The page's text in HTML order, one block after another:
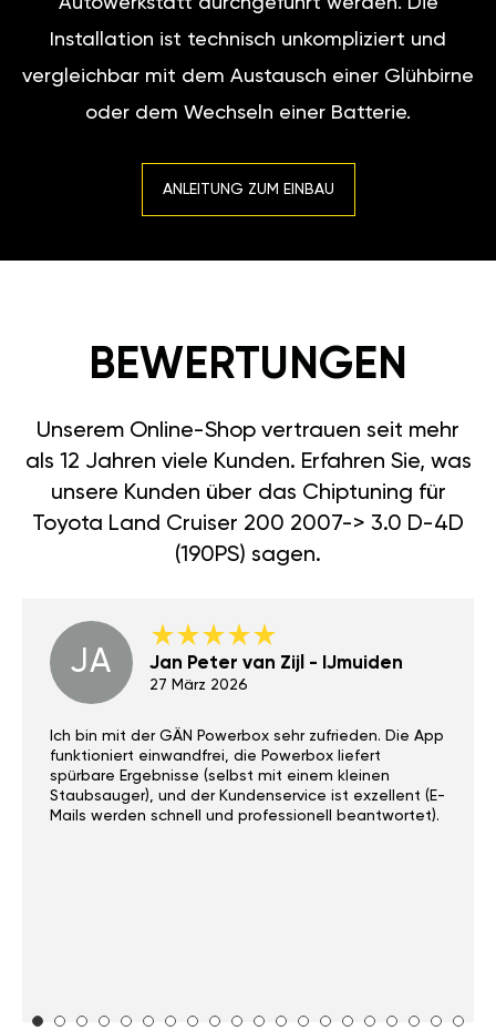
Installation ist technisch unkompliziert und
vergleichbar mit dem Austausch einer Glühbirne
oder dem Wechseln einer Batterie.
ANLEITUNG ZUM EINBAU
BEWERTUNGEN
Unserem Online-Shop vertrauen seit mehr
als 12 Jahren viele Kunden. Erfahren Sie, was
unsere Kunden über das Chiptuning für
Toyota Land Cruiser 200 2007-> 3.0 D-4D
(190PS) sagen.
JA Jan Peter van Zijl - IJmuiden
27 März 2026
Ich bin mit der GÄN Powerbox sehr zufrieden. Die App
funktioniert einwandfrei, die Powerbox liefert
spürbare Ergebnisse (selbst mit einem kleinen
Staubsauger), und der Kundenservice ist exzellent (E-
Mails werden schnell und professionell beantwortet).